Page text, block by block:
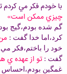
با خودم فکر مي
چيزي ممکن است»
گم شده بودم،گيج
کرد،اما خدا گفت :
خود را باختم،فکر
گفت : تو از عهده ي
غمگين بودم،احساس